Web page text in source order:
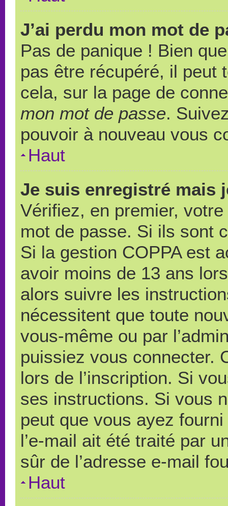
J’ai perdu mon mot de
Pas de panique ! Bien
pas être récupéré, il peut
cela, sur la page de
mon mot de passe.
pouvoir à nouveau vous
Haut
Je suis enregistré mais
Vérifiez, en premier,
mot de passe. Si ils sont
Si la gestion COPPA est
avoir moins de 13 ans
alors suivre les
nécessitent que toute
vous-même ou par
puissiez vous connecter.
lors de l’inscription. Si
ses instructions. Si vous
peut que vous ayez
l’e-mail ait été traité par
sûr de l’adresse e-mail
Haut